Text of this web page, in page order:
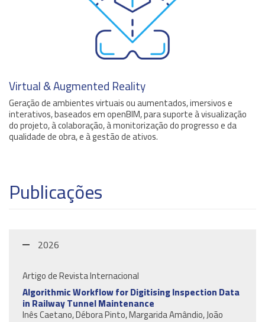
Virtual & Augmented Reality
Geração de ambientes virtuais ou aumentados, imersivos e
interativos, baseados em openBIM, para suporte à visualização
do projeto, à colaboração, à monitorização do progresso e da
qualidade de obra, e à gestão de ativos.
Publicações
2026
Artigo de Revista Internacional
Algorithmic Workflow for Digitising Inspection Data
in Railway Tunnel Maintenance
Inês Caetano, Débora Pinto, Margarida Amândio, João